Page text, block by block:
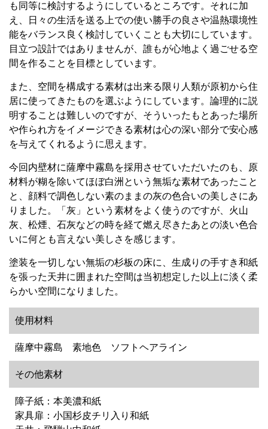
も同等に検討するようにしているところです。それに加
え、日々の生活を送る上での使い勝手の良さや温熱環境性
能をバランス良く検討していくことも大切にしています。
目立つ設計ではありませんが、誰もが心地よく過ごせる空
間を作ることを目標としています。
また、空間を構成する素材は出来る限り人類が原初から住
居に使ってきたものを選ぶようにしています。論理的に説
明することは難しいのですが、そういったもとあった場所
や作られ方をイメージできる素材は心の深い部分で安心感
を与えてくれるように思えます。
今回内壁材に薩摩中霧島を採用させていただいたのも、原
材料が糊を除いてほぼ白洲という無垢な素材であったこと
と、顔料で調色しない素のままの灰の色合いの美しさにあ
りました。「灰」という素材をよく使うのですが、火山
灰、松煙、石灰などの時を経て燃え尽きたあとの淡い色合
いに何とも言えない美しさを感じます。
塗装を一切しない無垢の杉板の床に、生成りの手すき和紙
を張った天井に囲まれた空間は当初想定した以上に淡く柔
らかい空間になりました。
使用材料
薩摩中霧島 素地色 ソフトヘアライン
その他素材
障子紙：本美濃和紙
家具扉：小国杉皮チリ入り和紙